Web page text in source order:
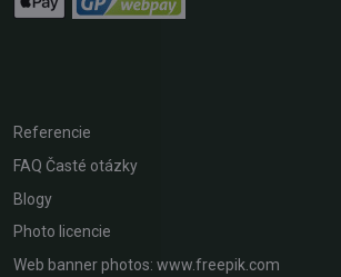
Referencie
FAQ Časté otázky
Blogy
Photo licencie
Web banner photos: www.freepik.com